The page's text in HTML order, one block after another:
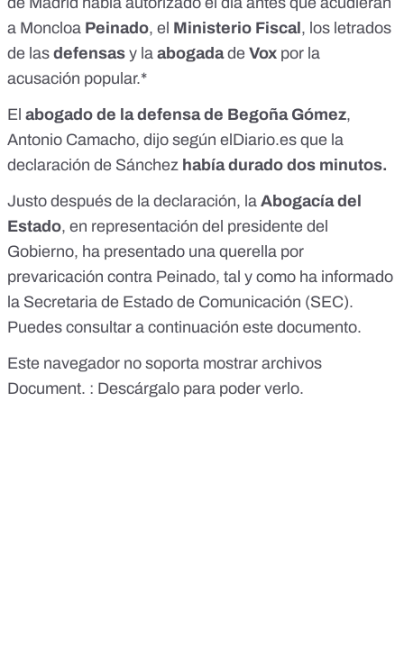
a Moncloa Peinado, el Ministerio Fiscal , los letrados
de las defensas y la abogadade Vox por la
acusación popular.*
El abogado de la defensa de Begoña Gómez,
Antonio Camacho, dijo según elDiario.es que la
declaración de Sánchez había durado dos minutos.
Justo después de la declaración, la Abogacía del
Estado, en representación del presidente del
Gobierno, ha presentado una querella por
prevaricación contra Peinado, tal y como ha informado
la Secretaria de Estado de Comunicación (SEC).
Puedes consultar a continuación este documento.
Este navegador no soporta mostrar archivos
Document. : Descárgalo para poder verlo.